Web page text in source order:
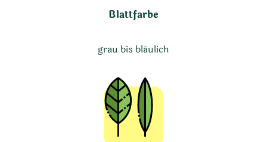
Blattfarbe
grau bis bläulich